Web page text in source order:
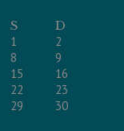
S
D
1
2
8
9
15
16
22
23
29
30